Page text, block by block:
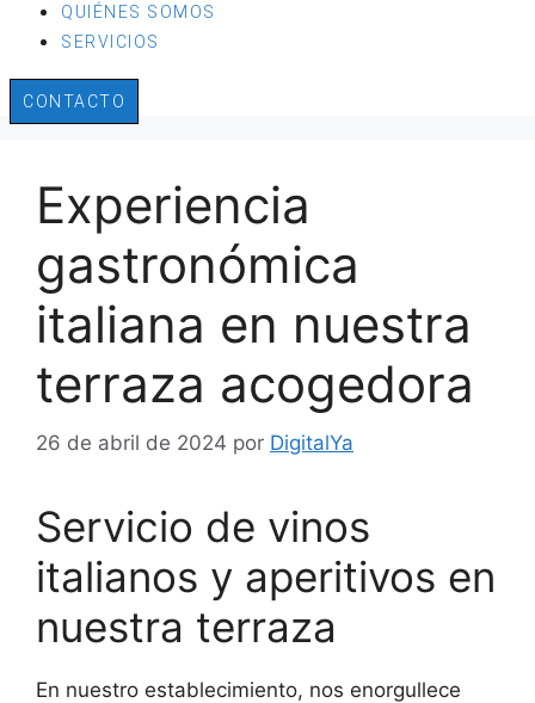
QUIÉNES SOMOS
SERVICIOS
CONTACTO
Experiencia
gastronómica
italiana en nuestra
terraza acogedora
26 de abril de 2024 por DigitalYa
Servicio de vinos
italianos y aperitivos en
nuestra terraza
En nuestro establecimiento, nos enorgullece